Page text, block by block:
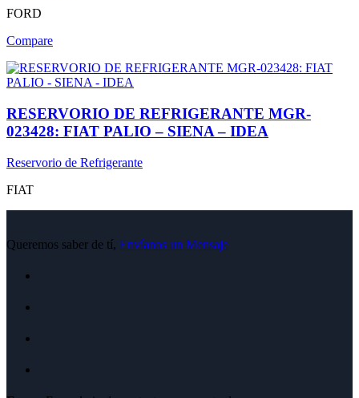
FORD
Compare
RESERVORIO DE REFRIGERANTE MGR-
023428: FIAT PALIO – SIENA – IDEA
Reservorio de Refrigerante
FIAT
Queremos saber de tí, Envíanos un Mensaje